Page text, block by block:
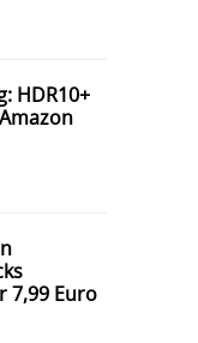
HDR10+
7,99 Euro